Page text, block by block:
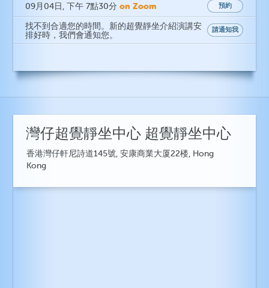
09月04日 , 下午 7點30分 on Zoom 預約
找不到合適您的時間。新的超覺靜坐介紹演講安
排好時，我們會通知您。
請通知我
灣仔超覺靜坐中心 超覺靜坐中心
香港灣仔軒尼詩道145號, 安康商業大厦22楼, Hong
Kong